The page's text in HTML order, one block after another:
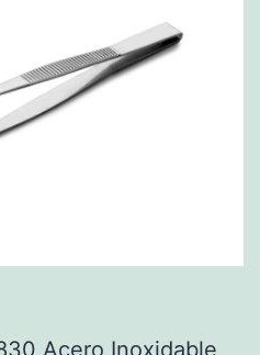
Acero Inoxidable